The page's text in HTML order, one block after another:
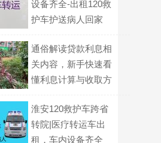
设备齐全-出租120救
护车护送病人回家
通俗解读贷款利息相
关内容，新手快速看
懂利息计算与收取方
淮安120救护车跨省
转院|医疗转运车出
租，车内设备齐全